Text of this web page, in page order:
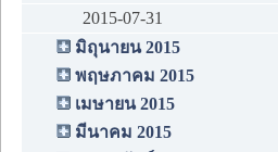
2015-07-31
มิถุนายน 2015
พฤษภาคม 2015
เมษายน 2015
มีนาคม 2015